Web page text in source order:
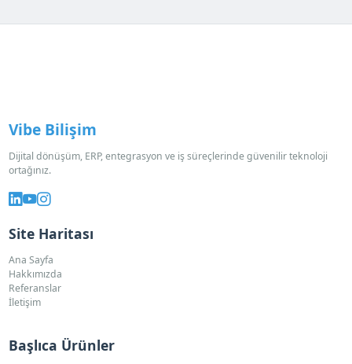
Vibe Bilişim
Dijital dönüşüm, ERP, entegrasyon ve iş süreçlerinde güvenilir teknoloji
ortağınız.
Site Haritası
Ana Sayfa
Hakkımızda
Referanslar
İletişim
Başlıca Ürünler